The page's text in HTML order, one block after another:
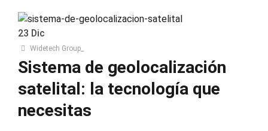
23 Dic
Widetech Group_
Sistema de geolocalización
satelital: la tecnología que
necesitas